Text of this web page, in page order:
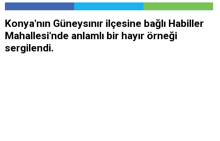
Konya'nın Güneysınır ilçesine bağlı Habiller
Mahallesi'nde anlamlı bir hayır örneği
sergilendi.